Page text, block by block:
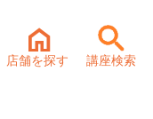
店舗を探す 講座検索